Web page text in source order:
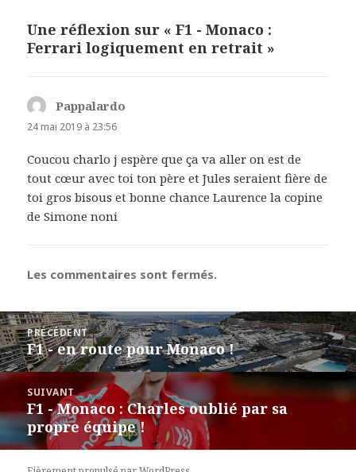
Une réflexion sur « F1 - Monaco :
Ferrari logiquement en retrait »
Pappalardo
24 mai 2019 à 23:56
Coucou charlo j espère que ça va aller on est de
tout cœur avec toi ton père et Jules seraient fière de
toi gros bisous et bonne chance Laurence la copine
de Simone noni
Les commentaires sont fermés.
Navigation
de
l’article
PRÉCÉDENT
Article
précédent :
F1 - en route pour Monaco !
SUIVANT
Article
suivant :
F1 - Monaco : Charles oublié par sa
propre équipe !